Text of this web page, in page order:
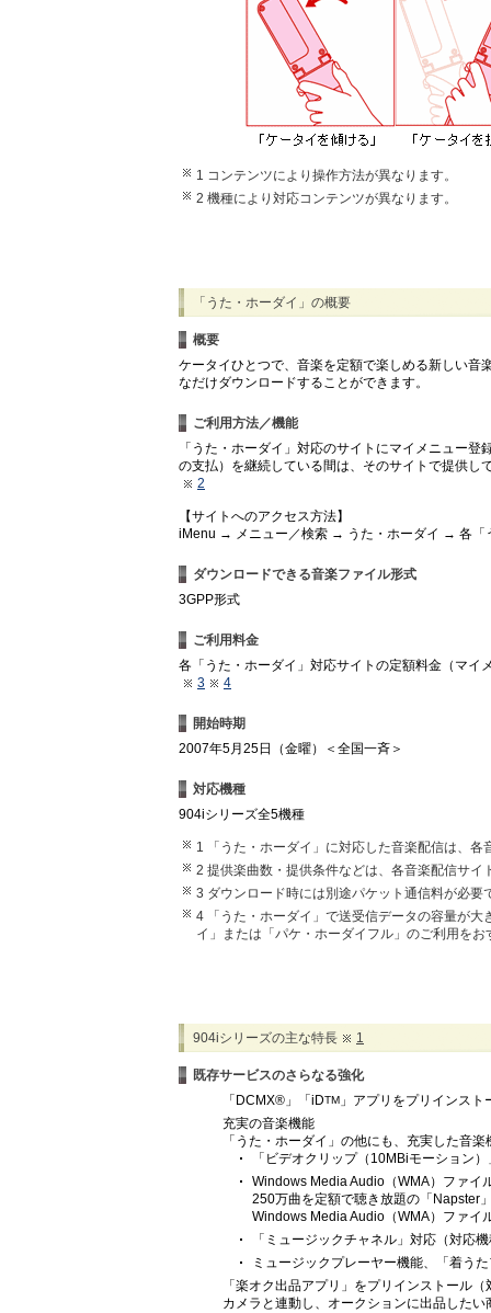
1 コンテンツにより操作方法が異なります。
2 機種により対応コンテンツが異なります。
「うた・ホーダイ」の概要
概要
ケータイひとつで、音楽を定額で楽しめる新しい音
なだけダウンロードすることができます。
ご利用方法／機能
「うた・ホーダイ」対応のサイトにマイメニュー
の支払）を継続している間は、そのサイトで提供し
2
【サイトへのアクセス方法】
iMenu → メニュー／検索 → うた・ホーダイ → 各「
ダウンロードできる音楽ファイル形式
3GPP形式
ご利用料金
各「うた・ホーダイ」対応サイトの定額料金（マイ
3
4
開始時期
2007年5月25日（金曜）＜全国一斉＞
対応機種
904iシリーズ全5機種
1 「うた・ホーダイ」に対応した音楽配信は、
2 提供楽曲数・提供条件などは、各音楽配信サイ
3 ダウンロード時には別途パケット通信料が必要
4 「うた・ホーダイ」で送受信データの容量が
イ」または「パケ・ホーダイフル」のご利用をお
904iシリーズの主な特長 1
既存サービスのさらなる強化
「DCMX®」「iDTM 」アプリをプリインス
充実の音楽機能
「うた・ホーダイ」の他にも、充実した音楽
「ビデオクリップ（10MBiモーション
Windows Media Audio（WMA）ファイ
250万曲を定額で聴き放題の「Napster
Windows Media Audio（WMA）ファイ
「ミュージックチャネル」対応（対応
ミュージックプレーヤー機能、「着う
「楽オク出品アプリ」をプリインストール
カメラと連動し、オークションに出品した